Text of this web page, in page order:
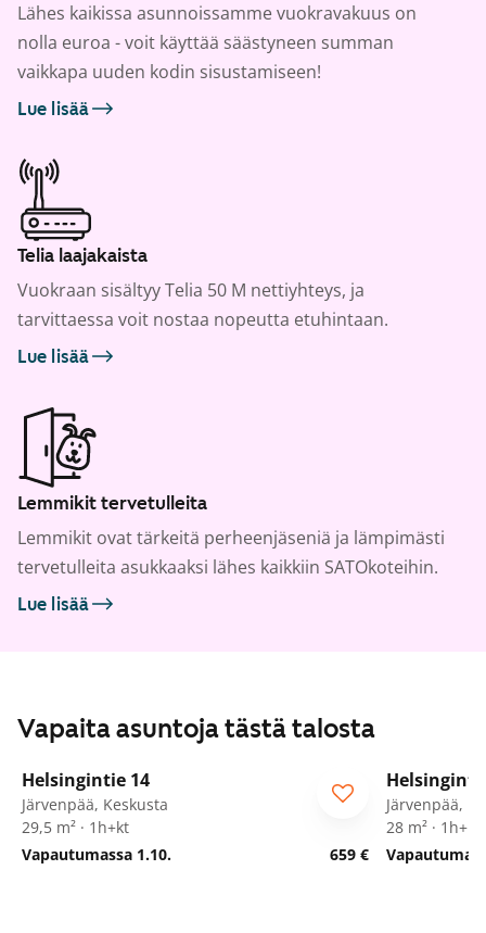
Lähes kaikissa asunnoissamme vuokravakuus on
nolla euroa - voit käyttää säästyneen summan
vaikkapa uuden kodin sisustamiseen!
Lue lisää
Telia laajakaista
Vuokraan sisältyy Telia 50 M nettiyhteys, ja
tarvittaessa voit nostaa nopeutta etuhintaan.
Lue lisää
Lemmikit tervetulleita
Lemmikit ovat tärkeitä perheenjäseniä ja lämpimästi
tervetulleita asukkaaksi lähes kaikkiin SATOkoteihin.
Lue lisää
Vapaita asuntoja tästä talosta
/18
Helsingintie 14
Järvenpää, Keskusta
29,5 m² · 1h+kt
Vapautumassa 1.10.
659 €
Järvenpää,
28 m² · 1h+kt